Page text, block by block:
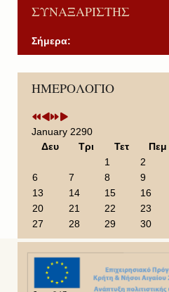
ΣΥΝΑΞΑΡΙΣΤΗΣ
Σήμερα:
ΗΜΕΡΟΛΟΓΙΟ
P
r
v
i
e
a
r
P
r
v
i
o
o
n
t
h
N
e
t
Y
e
N
e
t
M
January 2290
Δευ
Τρι Τετ Πεμ
1
2
6
7 8 9
13
14 15 16
20
21 22 23
27
28 29 30